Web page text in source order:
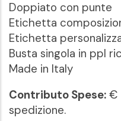
Doppiato con punte
Etichetta
Etichetta
Busta singola in ppl
Made in Italy
Contributo Spese: €
spedizione.